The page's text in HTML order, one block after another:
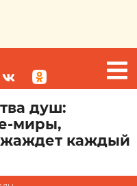
душ:
миры,
жаждет каждый